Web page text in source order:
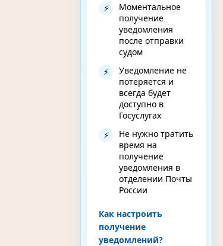
⚡
Моментальное
получение
уведомления
после отправки
судом
⚡
Уведомление не
потеряется и
всегда будет
доступно в
Госуслугах
⚡
Не нужно тратить
время на
получение
уведомления в
отделении Почты
России
Как настроить
получение
уведомлений?